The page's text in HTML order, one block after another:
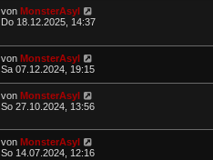
von MonsterAsyl
Do 18.12.2025, 14:37
von MonsterAsyl
Sa 07.12.2024, 19:15
von MonsterAsyl
So 27.10.2024, 13:56
von MonsterAsyl
So 14.07.2024, 12:16